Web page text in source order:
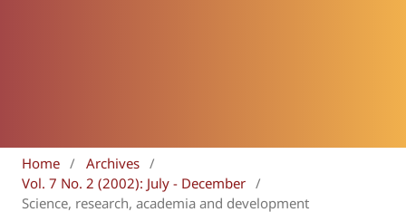
Home / Archives /
Vol. 7 No. 2 (2002): July - December /
Science, research, academia and development